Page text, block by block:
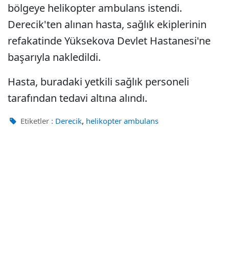
bölgeye helikopter ambulans istendi.
Derecik'ten alınan hasta, sağlık ekiplerinin
refakatinde Yüksekova Devlet Hastanesi'ne
başarıyla nakledildi.
Hasta, buradaki yetkili sağlık personeli
tarafından tedavi altına alındı.
Etiketler : Derecik, helikopter ambulans